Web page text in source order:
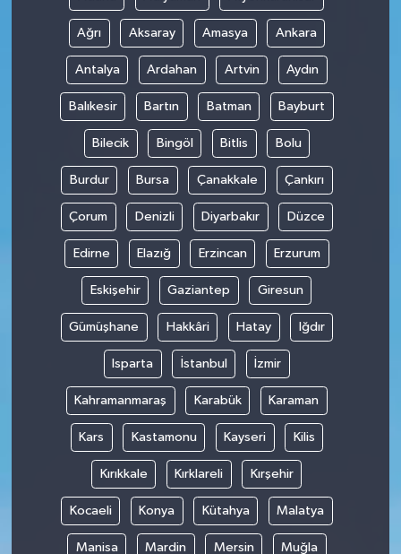
Ağrı Aksaray Amasya Ankara
Antalya Ardahan Artvin Aydın
Balıkesir Bartın Batman Bayburt
Bilecik Bingöl Bitlis Bolu
Burdur Bursa Çanakkale Çankırı
Çorum Denizli Diyarbakır Düzce
Edirne Elazığ Erzincan Erzurum
Eskişehir Gaziantep Giresun
Gümüşhane Hakkâri Hatay Iğdır
Isparta İstanbul İzmir
Kahramanmaraş Karabük Karaman
Kars Kastamonu Kayseri Kilis
Kırıkkale Kırklareli Kırşehir
Kocaeli Konya Kütahya Malatya
Manisa Mardin Mersin Muğla